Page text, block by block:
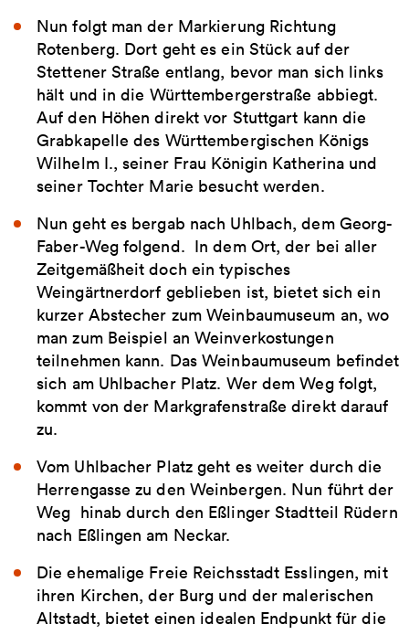
Nun folgt man der Markierung Richtung
Rotenberg. Dort geht es ein Stück auf der
Stettener Straße entlang, bevor man sich links
hält und in die Württembergerstraße abbiegt.
Auf den Höhen direkt vor Stuttgart kann die
Grabkapelle des Württembergischen Königs
Wilhelm I., seiner Frau Königin Katherina und
seiner Tochter Marie besucht werden.
Nun geht es bergab nach Uhlbach, dem Georg-
Faber-Weg folgend. In dem Ort, der bei aller
Zeitgemäßheit doch ein typisches
Weingärtnerdorf geblieben ist, bietet sich ein
kurzer Abstecher zum Weinbaumuseum an, wo
man zum Beispiel an Weinverkostungen
teilnehmen kann. Das Weinbaumuseum befindet
sich am Uhlbacher Platz. Wer dem Weg folgt,
kommt von der Markgrafenstraße direkt darauf
zu.
Vom Uhlbacher Platz geht es weiter durch die
Herrengasse zu den Weinbergen. Nun führt der
Weg hinab durch den Eßlinger Stadtteil Rüdern
nach Eßlingen am Neckar.
Die ehemalige Freie Reichsstadt Esslingen, mit
ihren Kirchen, der Burg und der malerischen
Altstadt, bietet einen idealen Endpunkt für die